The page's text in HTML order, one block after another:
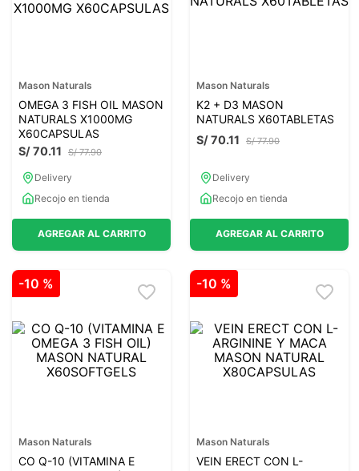
8 .
magnesio
Mason Naturals
OMEGA 3 FISH OIL MASON
NATURALS X1000MG
X60CAPSULAS
S/ 77.90
S/70.11
Delivery
Recojo en tienda
AGREGAR AL CARRITO
Mason Naturals
K2 + D3 MASON
NATURALS X60TABLETAS
S/ 77.90
S/70.11
Delivery
Recojo en tienda
AGREGAR AL CARRITO
-10 %
Mason Naturals
CO Q-10 (VITAMINA E
-10 %
Mason Naturals
VEIN ERECT CON L-